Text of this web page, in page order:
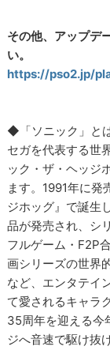
その他、アップデ
い。
https://pso2.jp/
◆「ソニック」と
セガを代表する世
ック・ザ・ヘッジ
ます。1991年に発
ジホッグ』で誕生
品が発売され、シ
フルゲーム・F2P
画シリーズの世界
など、エンタテイ
て愛されるキャラ
35周年を迎える今
ジへ音速で駆け抜